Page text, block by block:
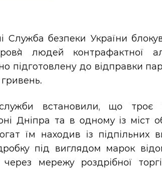
Служба безпеки України
людей контрафактної
підготовлену до відправки
встановили, що троє
Дніпра та в одному із міст
їм находив із
під виглядом марок
мережу роздрібної